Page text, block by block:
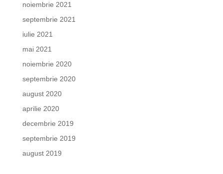
noiembrie 2021
septembrie 2021
iulie 2021
mai 2021
noiembrie 2020
septembrie 2020
august 2020
aprilie 2020
decembrie 2019
septembrie 2019
august 2019